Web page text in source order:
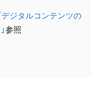
デジタルコンテンツの
参照